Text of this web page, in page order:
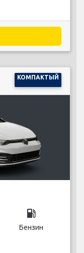
КОМПАКТЫЙ
local_gas_station
Бензин